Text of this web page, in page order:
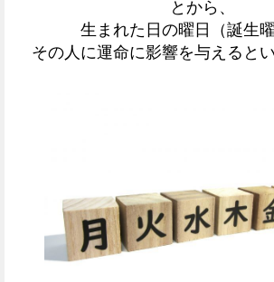
とから、
生まれた日の曜日（誕生
その人に運命に影響を与えると